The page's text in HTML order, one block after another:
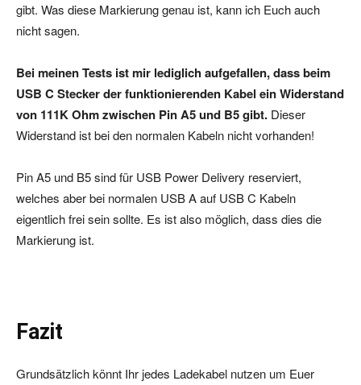
gibt. Was diese Markierung genau ist, kann ich Euch auch
nicht sagen.
Bei meinen Tests ist mir lediglich aufgefallen, dass beim
USB C Stecker der funktionierenden Kabel ein Widerstand
von 111K Ohm zwischen Pin A5 und B5 gibt. Dieser
Widerstand ist bei den normalen Kabeln nicht vorhanden!
Pin A5 und B5 sind für USB Power Delivery reserviert,
welches aber bei normalen USB A auf USB C Kabeln
eigentlich frei sein sollte. Es ist also möglich, dass dies die
Markierung ist.
Fazit
Grundsätzlich könnt Ihr jedes Ladekabel nutzen um Euer